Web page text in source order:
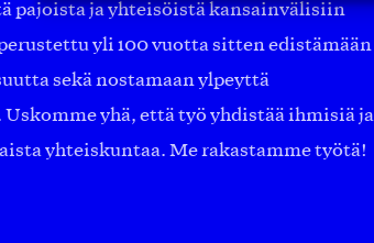
pajoista ja yhteisöistä kansainvälisiin
yli 100 vuotta sitten edistämään
sekä nostamaan ylpeyttä
yhä, että työ yhdistää ihmisiä ja
yhteiskuntaa. Me rakastamme työtä!